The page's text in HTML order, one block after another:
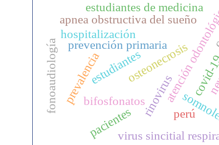
bifosfonatos
osteonecrosis
atención
prevención primaria
apnea obstructiva del sueño
estudiantes
prevalencia
virus sincitial
rinovirus
hospitalización
pacientes perú
estudiantes de medicina
fonoaudiología